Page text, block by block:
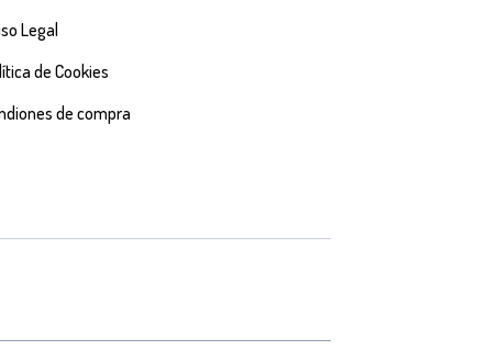
Legal
de Cookies
de compra